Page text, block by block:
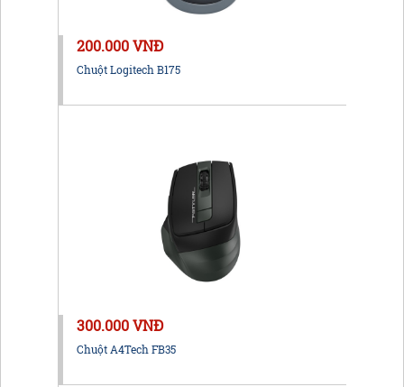
200.000 VNĐ
Chuột Logitech B175
300.000 VNĐ
Chuột A4Tech FB35